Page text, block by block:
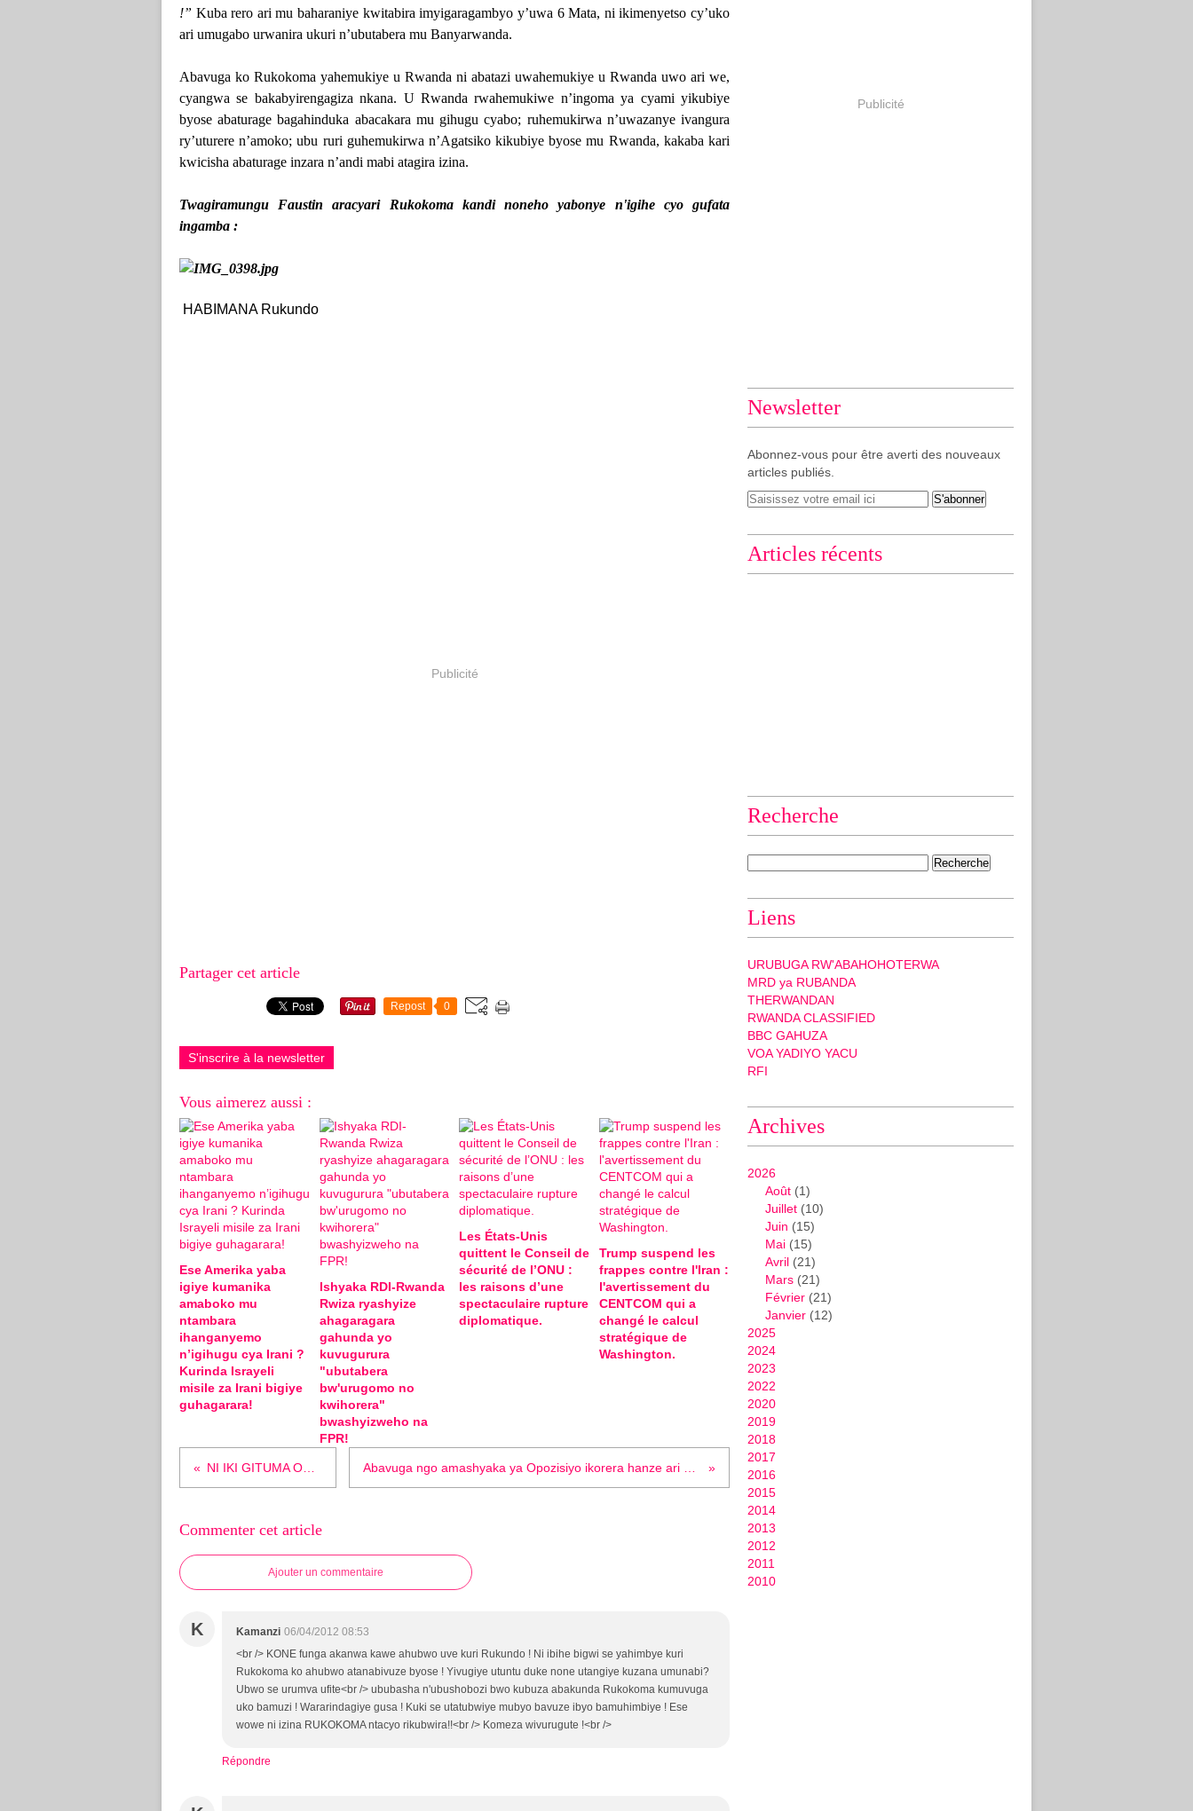
!” Kuba rero ari mu baharaniye kwitabira imyigaragambyo y’uwa 6 Mata, ni ikimenyetso cy’uko
ari umugabo urwanira ukuri n’ubutabera mu Banyarwanda.
Abavuga ko Rukokoma yahemukiye u Rwanda ni abatazi uwahemukiye u Rwanda uwo ari we,
cyangwa se bakabyirengagiza nkana. U Rwanda rwahemukiwe n’ingoma ya cyami yikubiye
byose abaturage bagahinduka abacakara mu gihugu cyabo; ruhemukirwa n’uwazanye ivangura
ry’uturere n’amoko; ubu ruri guhemukirwa n’Agatsiko kikubiye byose mu Rwanda, kakaba kari
kwicisha abaturage inzara n’andi mabi atagira izina.
Twagiramungu Faustin aracyari Rukokoma kandi noneho yabonye n'igihe cyo gufata
ingamba :
HABIMANA Rukundo
Publicité
Partager cet article
Repost 0
S'inscrire à la newsletter
Vous aimerez aussi :
Ese Amerika yaba
igiye kumanika
amaboko mu
ntambara
ihanganyemo
n’igihugu cya Irani ?
Kurinda Israyeli
misile za Irani bigiye
guhagarara!
Ishyaka RDI-Rwanda
Rwiza ryashyize
ahagaragara
gahunda yo
kuvugurura
"ubutabera
bw'urugomo no
kwihorera"
bwashyizweho na
FPR!
Les États-Unis
quittent le Conseil de
sécurité de l’ONU :
les raisons d’une
spectaculaire rupture
diplomatique.
Trump suspend les
frappes contre l'Iran :
l'avertissement du
CENTCOM qui a
changé le calcul
stratégique de
Washington.
Commenter cet article
Ajouter un commentaire
K Kamanzi 06/04/2012 08:53
<br /> KONE funga akanwa kawe ahubwo uve kuri Rukundo ! Ni ibihe bigwi se yahimbye kuri
Rukokoma ko ahubwo atanabivuze byose ! Yivugiye utuntu duke none utangiye kuzana umunabi?
Ubwo se urumva ufite<br /> ububasha n'ubushobozi bwo kubuza abakunda Rukokoma kumuvuga
uko bamuzi ! Wararindagiye gusa ! Kuki se utatubwiye mubyo bavuze ibyo bamuhimbiye ! Ese
wowe ni izina RUKOKOMA ntacyo rikubwira!!<br /> Komeza wivurugute !<br />
Répondre
Publicité
Newsletter
Abonnez-vous pour être averti des nouveaux
articles publiés.
Articles récents
Recherche
Liens
URUBUGA RW'ABAHOHOTERWA
MRD ya RUBANDA
THERWANDAN
RWANDA CLASSIFIED
BBC GAHUZA
VOA YADIYO YACU
RFI
Archives
2026
Août (1)
Juillet (10)
Juin (15)
Mai (15)
Avril (21)
Mars (21)
Février (21)
Janvier (12)
2025
2024
2023
2022
2020
2019
2018
2017
2016
2015
2014
2013
2012
2011
2010